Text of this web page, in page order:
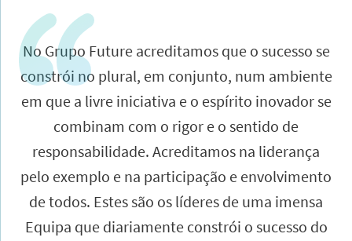
No Grupo Future acreditamos que o sucesso se
constrói no plural, em conjunto, num ambiente
em que a livre iniciativa e o espírito inovador se
combinam com o rigor e o sentido de
responsabilidade. Acreditamos na liderança
pelo exemplo e na participação e envolvimento
de todos. Estes são os líderes de uma imensa
Equipa que diariamente constrói o sucesso do